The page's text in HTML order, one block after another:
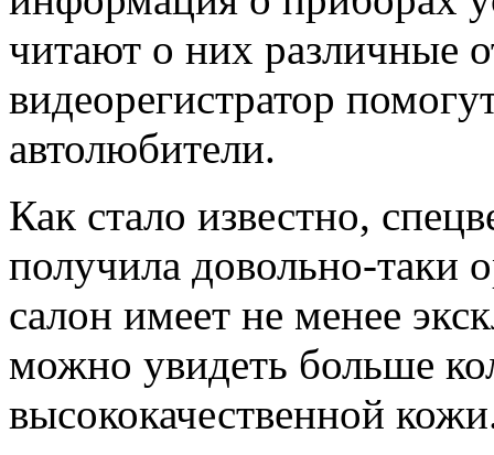
читают о них различные
видеорегистратор
автолюбители.
Как стало известно,
получила довольно-таки
салон имеет не менее
можно увидеть больше
высококачественной